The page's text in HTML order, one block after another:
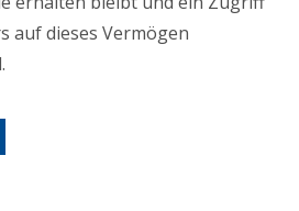
auf dieses Vermögen